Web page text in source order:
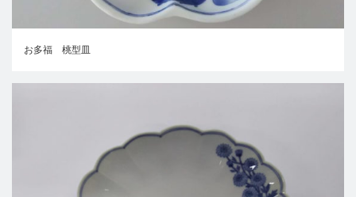
お多福 桃型皿